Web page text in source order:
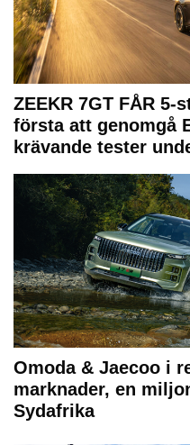
ZEEKR 7GT FÅR
första att genomgå
krävande tester
Omoda & Jaecoo i
marknader, en
Sydafrika